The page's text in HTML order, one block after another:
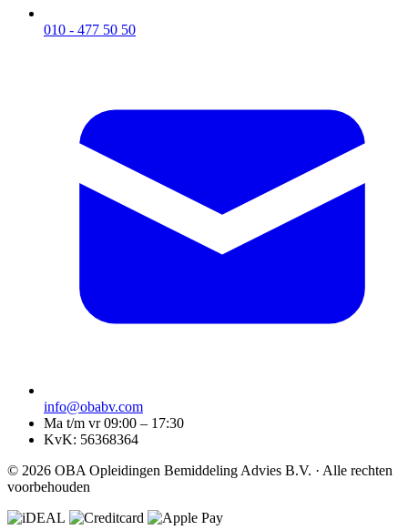
010 - 477 50 50
info@obabv.com
Ma t/m vr 09:00 – 17:30
KvK: 56368364
© 2026 OBA Opleidingen Bemiddeling Advies B.V. · Alle rechten
voorbehouden